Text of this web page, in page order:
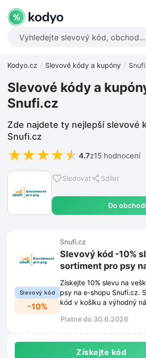
Kodyo.cz Slevové kódy a kupóny
Sledovat Sdílet
Do
Slevové kódy a
Snufi.cz
Zde najdete ty nejlepší slevové
Snufi.cz
★★★★★ 4.7z15 hodnocení
Slevový kód
-10%
Snufi.cz
Slevový kód -10%
sortiment pro psy
Získejte 10% slevu na
psy na e-shopu Snufi.cz.
kód v košíku a výhodný
Platné do 30.6.2026
Získejte kód